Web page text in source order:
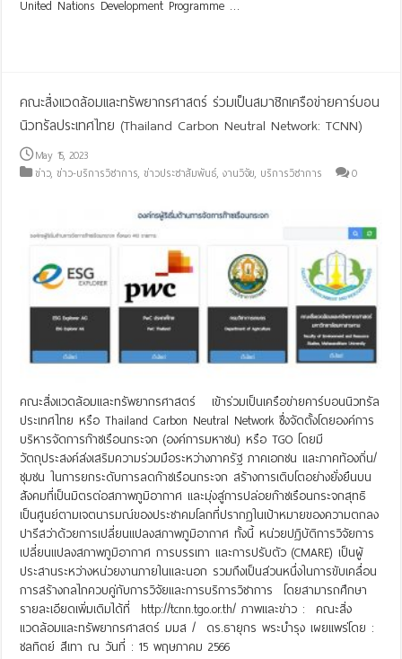
United Nations Development Programme …
คณะสิ่งแวดล้อมและทรัพยากรศาสตร์ ร่วมเป็นสมาชิกเครือข่ายคาร์บอน
นิวทรัลประเทศไทย (Thailand Carbon Neutral Network: TCNN)
May 15, 2023
ข่าว,ข่าว-บริการวิชาการ,ข่าวประชาสัมพันธ์,งานวิจัย, บริการวิชาการ 0
คณะสิ่งแวดล้อมและทรัพยากรศาสตร์ เข้าร่วมเป็นเครือข่ายคาร์บอนนิวทรัล
ประเทศไทย หรือ Thailand Carbon Neutral Network ซึ่งจัดตั้งโดยองค์การ
บริหารจัดการก๊าซเรือนกระจก (องค์การมหาชน) หรือ TGO โดยมี
วัตถุประสงค์ส่งเสริมความร่วมมือระหว่างภาครัฐ ภาคเอกชน และภาคท้องถิ่น/
ชุมชน ในการยกระดับการลดก๊าซเรือนกระจก สร้างการเติบโตอย่างยั่งยืนบน
สังคมที่เป็นมิตรต่อสภาพภูมิอากาศ และมุ่งสู่การปล่อยก๊าซเรือนกระจกสุทธิ
เป็นศูนย์ตามเจตนารมณ์ของประชาคมโลกที่ปรากฏในเป้าหมายของความตกลง
ปารีสว่าด้วยการเปลี่ยนแปลงสภาพภูมิอากาศ ทั้งนี้ หน่วยปฏิบัติการวิจัยการ
เปลี่ยนแปลงสภาพภูมิอากาศ การบรรเทา และการปรับตัว (CMARE) เป็นผู้
ประสานระหว่างหน่วยงานภายในและนอก รวมถึงเป็นส่วนหนึ่งในการขับเคลื่อน
การสร้างกลไกควบคู่กับการวิจัยและการบริการวิชาการ โดยสามารถศึกษา
รายละเอียดเพิ่มเติมได้ที่ http://tcnn.tgo.or.th/ ภาพและข่าว : คณะสิ่ง
แวดล้อมและทรัพยากรศาสตร์ มมส / ดร.ธายุกร พระบำรุง เผยแพร่โดย :
ชลทิตย์ สีเทา ณ วันที่ : 15 พฤษภาคม 2566